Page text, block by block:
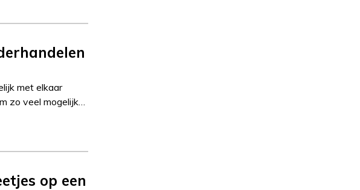
met elkaar
zo veel mogelijk…
op een